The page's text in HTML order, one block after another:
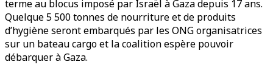
terme au blocus imposé par Israël à Gaza depuis 17 ans.
Quelque 5 500 tonnes de nourriture et de produits
d’hygiène seront embarqués par les ONG organisatrices
sur un bateau cargo et la coalition espère pouvoir
débarquer à Gaza.